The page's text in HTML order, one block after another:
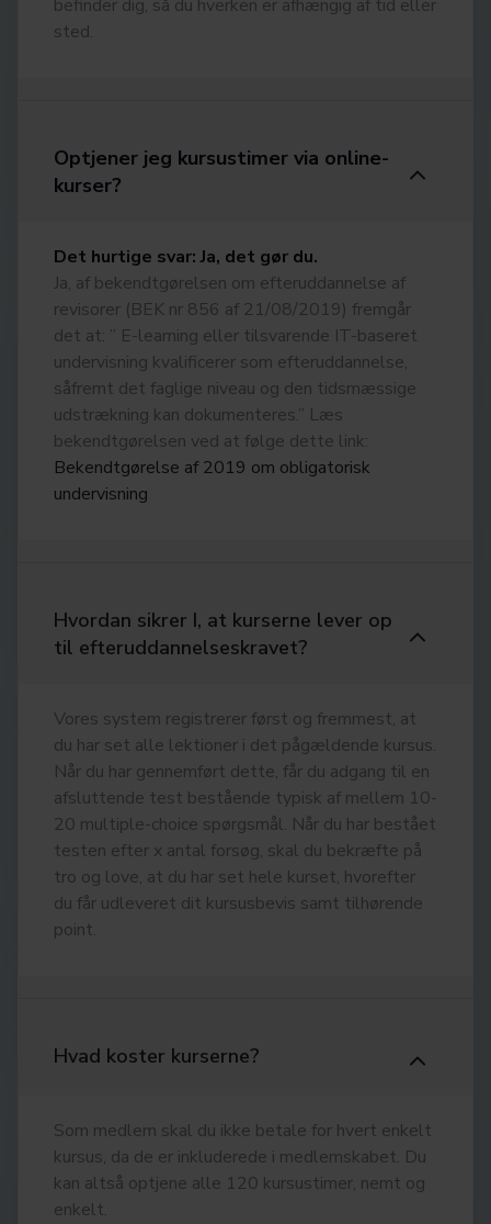
befinder dig, så du hverken er afhængig af tid eller
sted.
Optjener jeg kursustimer via online-
kurser?
Det hurtige svar: Ja, det gør du.
Ja, af bekendtgørelsen om efteruddannelse af
revisorer (BEK nr 856 af 21/08/2019) fremgår
det at: ” E-learning eller tilsvarende IT-baseret
undervisning kvalificerer som efteruddannelse,
såfremt det faglige niveau og den tidsmæssige
udstrækning kan dokumenteres.” Læs
bekendtgørelsen ved at følge dette link:
Bekendtgørelse af 2019 om obligatorisk
undervisning
Hvordan sikrer I, at kurserne lever op
til efteruddannelseskravet?
Vores system registrerer først og fremmest, at
du har set alle lektioner i det pågældende kursus.
Når du har gennemført dette, får du adgang til en
afsluttende test bestående typisk af mellem 10-
20 multiple-choice spørgsmål. Når du har bestået
testen efter x antal forsøg, skal du bekræfte på
tro og love, at du har set hele kurset, hvorefter
du får udleveret dit kursusbevis samt tilhørende
point.
Hvad koster kurserne?
Som medlem skal du ikke betale for hvert enkelt
kursus, da de er inkluderede i medlemskabet. Du
kan altså optjene alle 120 kursustimer, nemt og
enkelt.